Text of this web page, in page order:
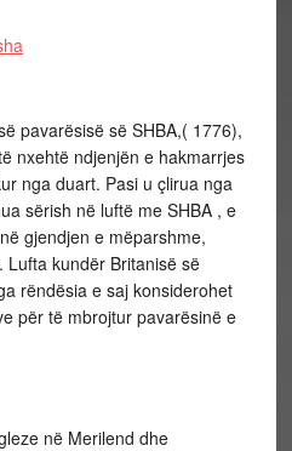
pavarësisë së SHBA,( 1776),
nxehtë ndjenjën e hakmarrjes
nga duart. Pasi u çlirua nga
sërish në luftë me SHBA , e
gjendjen e mëparshme,
kundër Britanisë së
rëndësia e saj konsiderohet
për të mbrojtur pavarësinë e
në Merilend dhe